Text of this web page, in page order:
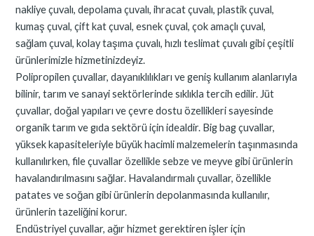
nakliye çuvalı, depolama çuvalı, ihracat çuvalı, plastik çuval,
kumaş çuval, çift kat çuval, esnek çuval, çok amaçlı çuval,
sağlam çuval, kolay taşıma çuvalı, hızlı teslimat çuvalı gibi çeşitli
ürünlerimizle hizmetinizdeyiz.
Polipropilen çuvallar, dayanıklılıkları ve geniş kullanım alanlarıyla
bilinir, tarım ve sanayi sektörlerinde sıklıkla tercih edilir. Jüt
çuvallar, doğal yapıları ve çevre dostu özellikleri sayesinde
organik tarım ve gıda sektörü için idealdir. Big bag çuvallar,
yüksek kapasiteleriyle büyük hacimli malzemelerin taşınmasında
kullanılırken, file çuvallar özellikle sebze ve meyve gibi ürünlerin
havalandırılmasını sağlar. Havalandırmalı çuvallar, özellikle
patates ve soğan gibi ürünlerin depolanmasında kullanılır,
ürünlerin tazeliğini korur.
Endüstriyel çuvallar, ağır hizmet gerektiren işler için